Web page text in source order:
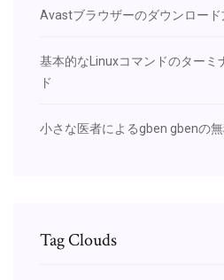
Avastブラウザーのダウンロード
基本的なLinuxコマンドのターミ
ド
小さな医者によるgben gbenの
Tag Clouds